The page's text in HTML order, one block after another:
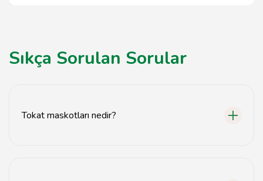
Sıkça Sorulan Sorular
Tokat maskotları nedir?